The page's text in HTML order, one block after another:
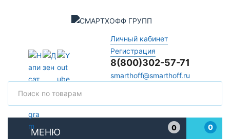
Личный кабинет
Регистрация
8(800)302-57-71
smarthoff@smarthoff.ru
МЕНЮ
0
0